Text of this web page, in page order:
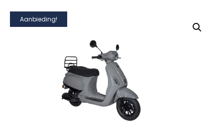
Aanbieding!